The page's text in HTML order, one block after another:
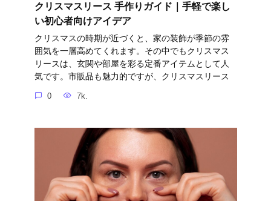
クリスマスリース 手作りガイド｜手軽で楽し
い初心者向けアイデア
クリスマスの時期が近づくと、家の装飾が季節の雰
囲気を一層高めてくれます。その中でもクリスマス
リースは、玄関や部屋を彩る定番アイテムとして人
気です。市販品も魅力的ですが、クリスマスリース
0 7k.